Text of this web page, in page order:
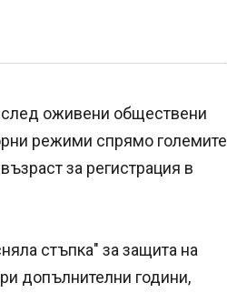
след оживени обществени
режими спрямо големите
за регистрация в
стъпка" за защита на
допълнителни години,